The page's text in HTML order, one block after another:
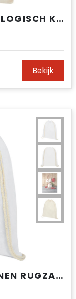
ODISHA 140 G/M² OCS BIOLOGISCH KATOENEN GESCHENKTAS – 42 X 30 CM
Bekijk
OREGON 140 G/M² KATOENEN RUGZAK MET TREKKOORDSLUITING 5L